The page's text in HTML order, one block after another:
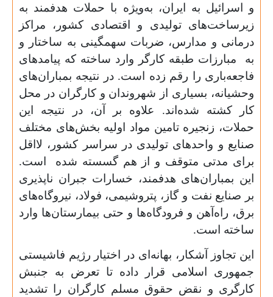
و اسرائیل به ایران، به‌ویژه با حملات هدفمند به
زیرساخت‌های تولیدی و اقتصادی کشور، مراکز
درمانی و مدارس، ضربات سهمگینی به ساختار و
به مبارزات طبقه کارگر وارد ساخته که پیامدهای
فاجعه‌باری را رقم زده است. در نتیجه بمباران‌های
وحشیانه، بسیاری از شهروندان و کارگران در محل
کار کشته شده‌اند. علاوه بر آن، در نتیجه این
حملات، زنجیره تامین مواد اولیه بخش‌های مختلف
صنایع و واحدهای تولیدی در سراسر کشور، لااقل
برای مدتی متوقف و از هم گسسته شده است.
این بمباران‌های هدفمند، خسارات جبران ناپذیری
بر صنایع نفت و گاز، پتروشیمی، فولاد، نیروگاه‌های
برق، راه‌آهن و فرودگاه‌ها و حتی بیمارستان‌ها وارد
ساخته است.
این تجاوز آشکار، بهانه‌ای در اختیار رژیم فاشیستی
جمهوری اسلامی قرار داده تا تعرض به جنبش
کارگری و نقض حقوق مسلم کارگران را تشدید